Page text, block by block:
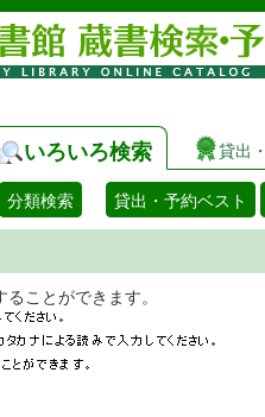
いろいろ検索 貸出
分類検索 貸出・予約ベスト
検索することができ